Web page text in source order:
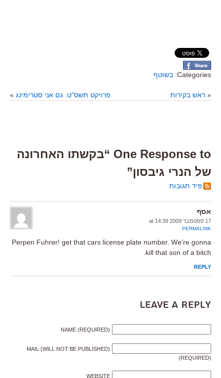
Categories: בשוטף
« ראש בקירות פרויקט תשס"ט: גם אני סטרימינג »
One Response to “בקשתו האחרונה
של הנרי גיבסון”
פיד תגובות
אסף
17 ספטמבר 2009 at 14:39
PERMALINK
Perpen Fuhrer! get that cars license plate number. We're gonna
kill that son of a bitch.
REPLY
Leave a Reply
NAME (REQUIRED)
MAIL (WILL NOT BE PUBLISHED)
(REQUIRED)
WEBSITE